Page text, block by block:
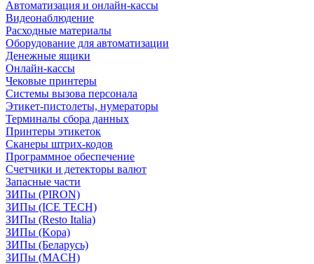
Автоматизация и онлайн-кассы
Видеонаблюдение
Расходные материалы
Оборудование для автоматизации
Денежные ящики
Онлайн-кассы
Чековые принтеры
Системы вызова персонала
Этикет-пистолеты, нумераторы
Терминалы сбора данных
Принтеры этикеток
Сканеры штрих-кодов
Программное обеспечение
Счетчики и детекторы валют
Запасные части
ЗИПы (PIRON)
ЗИПы (ICE TECH)
ЗИПы (Resto Italia)
ЗИПы (Kopa)
ЗИПы (Беларусь)
ЗИПы (MACH)